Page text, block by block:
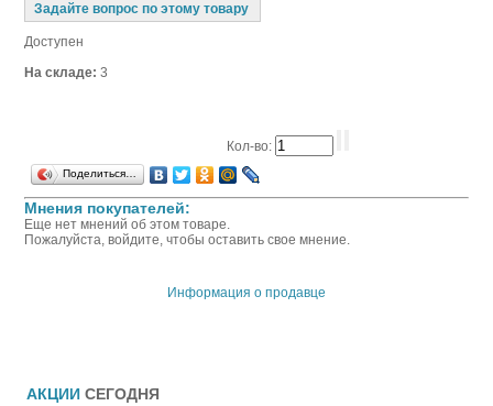
Задайте вопрос по этому товару
Доступен
На складе: 3
Кол-во:
Поделиться…
Мнения покупателей:
Еще нет мнений об этом товаре.
Пожалуйста, войдите, чтобы оставить свое мнение.
Информация о продавце
АКЦИИ СЕГОДНЯ